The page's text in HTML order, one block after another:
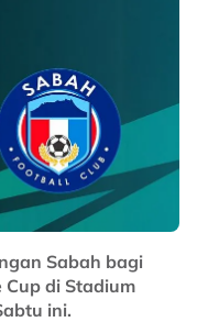
Sabah bagi
Cup di Stadium
ini.